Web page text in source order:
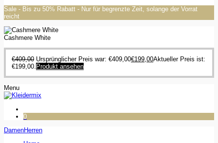
Sale - Bis zu 50% Rabatt - Nur für begrenzte Zeit, solange der Vorrat
reicht
Cashmere White
€409,00 Ursprünglicher Preis war: €409,00€199,00Aktueller Preis ist:
€199,00. Produkt ansehen
Menu
0
DamenHerren